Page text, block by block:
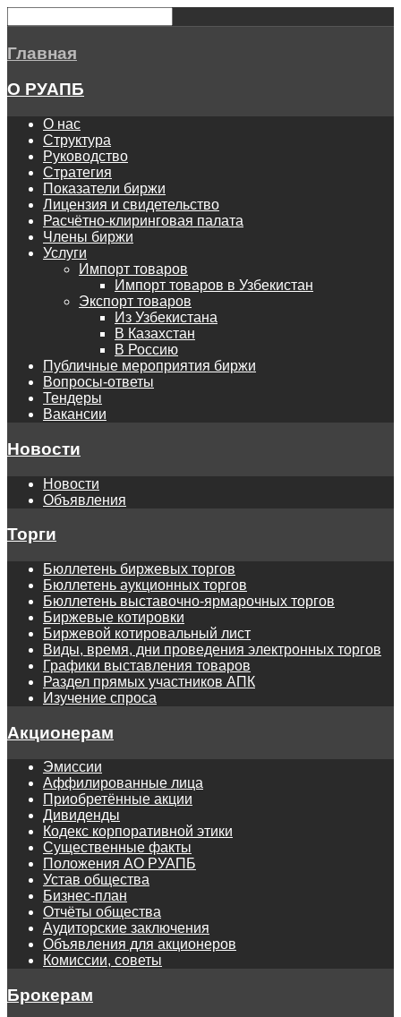
Главная
О РУАПБ
О нас
Структура
Руководство
Стратегия
Показатели биржи
Лицензия и свидетельство
Расчётно-клиринговая палата
Члены биржи
Услуги
Импорт товаров
Импорт товаров в Узбекистан
Экспорт товаров
Из Узбекистана
В Казахстан
В Россию
Публичные мероприятия биржи
Вопросы-ответы
Тендеры
Вакансии
Новости
Новости
Объявления
Торги
Бюллетень биржевых торгов
Бюллетень аукционных торгов
Бюллетень выставочно-ярмарочных торгов
Биржевые котировки
Биржевой котировальный лист
Виды, время, дни проведения электронных торгов
Графики выставления товаров
Раздел прямых участников АПК
Изучение спроса
Акционерам
Эмиссии
Аффилированные лица
Приобретённые акции
Дивиденды
Кодекс корпоративной этики
Существенные факты
Положения АО РУАПБ
Устав общества
Бизнес-план
Отчёты общества
Аудиторские заключения
Объявления для акционеров
Комиссии, советы
Брокерам